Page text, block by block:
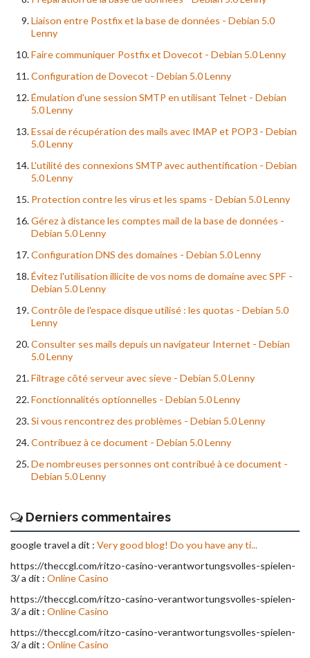
Liaison entre Postfix et la base de données - Debian 5.0
Lenny
Faire communiquer Postfix et Dovecot - Debian 5.0 Lenny
Configuration de Dovecot - Debian 5.0 Lenny
Émulation d'une session SMTP en utilisant Telnet - Debian
5.0 Lenny
Essai de récupération des mails avec IMAP et POP3 - Debian
5.0 Lenny
L'utilité des connexions SMTP avec authentification - Debian
5.0 Lenny
Protection contre les virus et les spams - Debian 5.0 Lenny
Gérez à distance les comptes mail de la base de données -
Debian 5.0 Lenny
Configuration DNS des domaines - Debian 5.0 Lenny
Évitez l'utilisation illicite de vos noms de domaine avec SPF -
Debian 5.0 Lenny
Contrôle de l'espace disque utilisé : les quotas - Debian 5.0
Lenny
Consulter ses mails depuis un navigateur Internet - Debian
5.0 Lenny
Filtrage côté serveur avec sieve - Debian 5.0 Lenny
Fonctionnalités optionnelles - Debian 5.0 Lenny
Si vous rencontrez des problèmes - Debian 5.0 Lenny
Contribuez à ce document - Debian 5.0 Lenny
De nombreuses personnes ont contribué à ce document -
Debian 5.0 Lenny
Derniers commentaires
google travel a dit : Very good blog! Do you have any ti...
https://theccgl.com/ritzo-casino-verantwortungsvolles-spielen-
3/ a dit : Online Casino
https://theccgl.com/ritzo-casino-verantwortungsvolles-spielen-
3/ a dit : Online Casino
https://theccgl.com/ritzo-casino-verantwortungsvolles-spielen-
3/ a dit : Online Casino